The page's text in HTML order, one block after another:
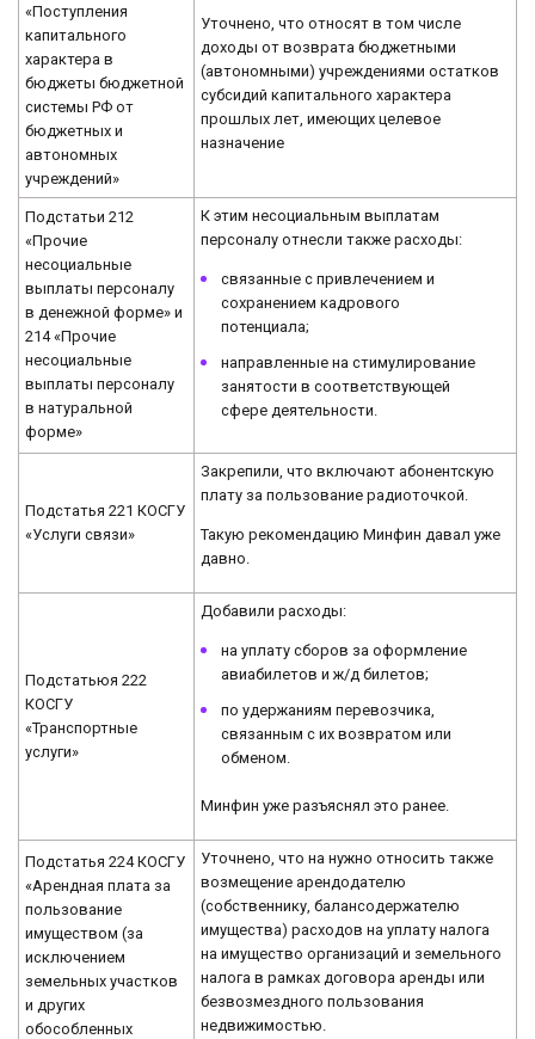
«Поступления
капитального
характера в
бюджеты бюджетной
системы РФ от
бюджетных и
автономных
учреждений»
Уточнено, что относят в том числе
доходы от возврата бюджетными
(автономными) учреждениями остатков
субсидий капитального характера
прошлых лет, имеющих целевое
назначение
Подстатьи 212
«Прочие
несоциальные
выплаты персоналу
в денежной форме» и
214 «Прочие
несоциальные
выплаты персоналу
в натуральной
форме»
К этим несоциальным выплатам
персоналу отнесли также расходы:
связанные с привлечением и
сохранением кадрового
потенциала;
направленные на стимулирование
занятости в соответствующей
сфере деятельности.
Подстатья 221 КОСГУ
«Услуги связи»
Закрепили, что включают абонентскую
плату за пользование радиоточкой.
Такую рекомендацию Минфин давал уже
давно.
Подстатьюя 222
КОСГУ
«Транспортные
услуги»
Добавили расходы:
на уплату сборов за оформление
авиабилетов и ж/д билетов;
по удержаниям перевозчика,
связанным с их возвратом или
обменом.
Минфин уже разъяснял это ранее.
Подстатья 224 КОСГУ
«Арендная плата за
пользование
имуществом (за
исключением
земельных участков
и других
обособленных
Уточнено, что на нужно относить также
возмещение арендодателю
(собственнику, балансодержателю
имущества) расходов на уплату налога
на имущество организаций и земельного
налога в рамках договора аренды или
безвозмездного пользования
недвижимостью.